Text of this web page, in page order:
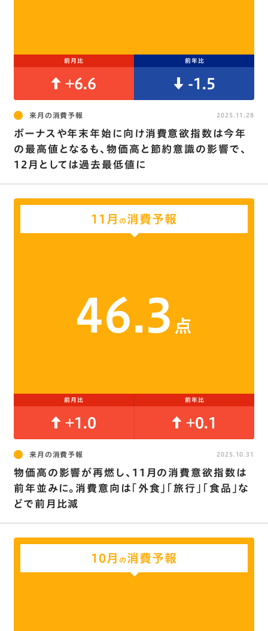
前月比 前年比
+6.6 -1.5
来月の消費予報
ボーナスや年末年始に向け消費意欲指数は今年
の最高値となるも、物価高と節約意識の影響で､
12月としては過去最低値に
2025.11.28
11月の消費予報
46.3 点
前月比 前年比
+1.0 +0.1
来月の消費予報
物価高の影響が再燃し､11月の消費意欲指数は
前年並みに。消費意向は｢外食｣｢旅行｣｢食品｣な
どで前月比減
2025.10.31
10月の消費予報